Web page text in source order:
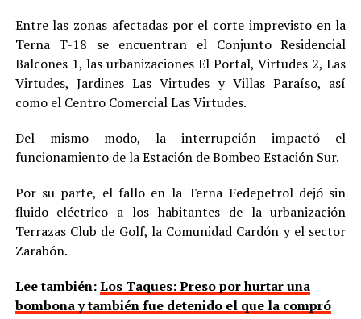
Entre las zonas afectadas por el corte imprevisto en la
Terna T-18 se encuentran el Conjunto Residencial
Balcones 1, las urbanizaciones El Portal, Virtudes 2, Las
Virtudes, Jardines Las Virtudes y Villas Paraíso, así
como el Centro Comercial Las Virtudes.
Del mismo modo, la interrupción impactó el
funcionamiento de la Estación de Bombeo Estación Sur.
Por su parte, el fallo en la Terna Fedepetrol dejó sin
fluido eléctrico a los habitantes de la urbanización
Terrazas Club de Golf, la Comunidad Cardón y el sector
Zarabón.
Lee también:Los Taques: Preso por hurtar una
bombona y también fue detenido el que la compró